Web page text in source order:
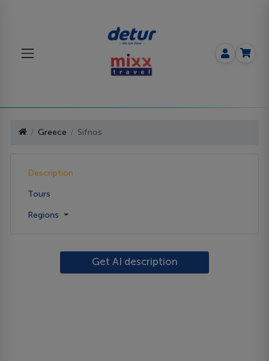
Greece Sifnos
Description
Tours
Regions
Get AI description